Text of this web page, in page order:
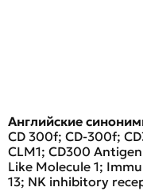
Английские
CD 300f; CD-300f;
CLM1; CD300
Like Molecule 1;
13; NK inhibitory